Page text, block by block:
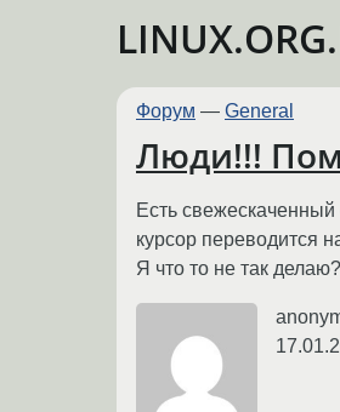
Форум — General
Люди!!!
Есть
курсор переводится
Я что то не так